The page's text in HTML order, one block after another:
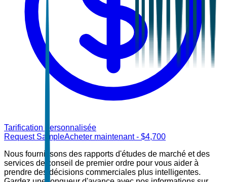
Tarification personnalisée
Request SampleAcheter maintenant- $4,700
Nous fournissons des rapports d'études de marché et des
services de conseil de premier ordre pour vous aider à
prendre des décisions commerciales plus intelligentes.